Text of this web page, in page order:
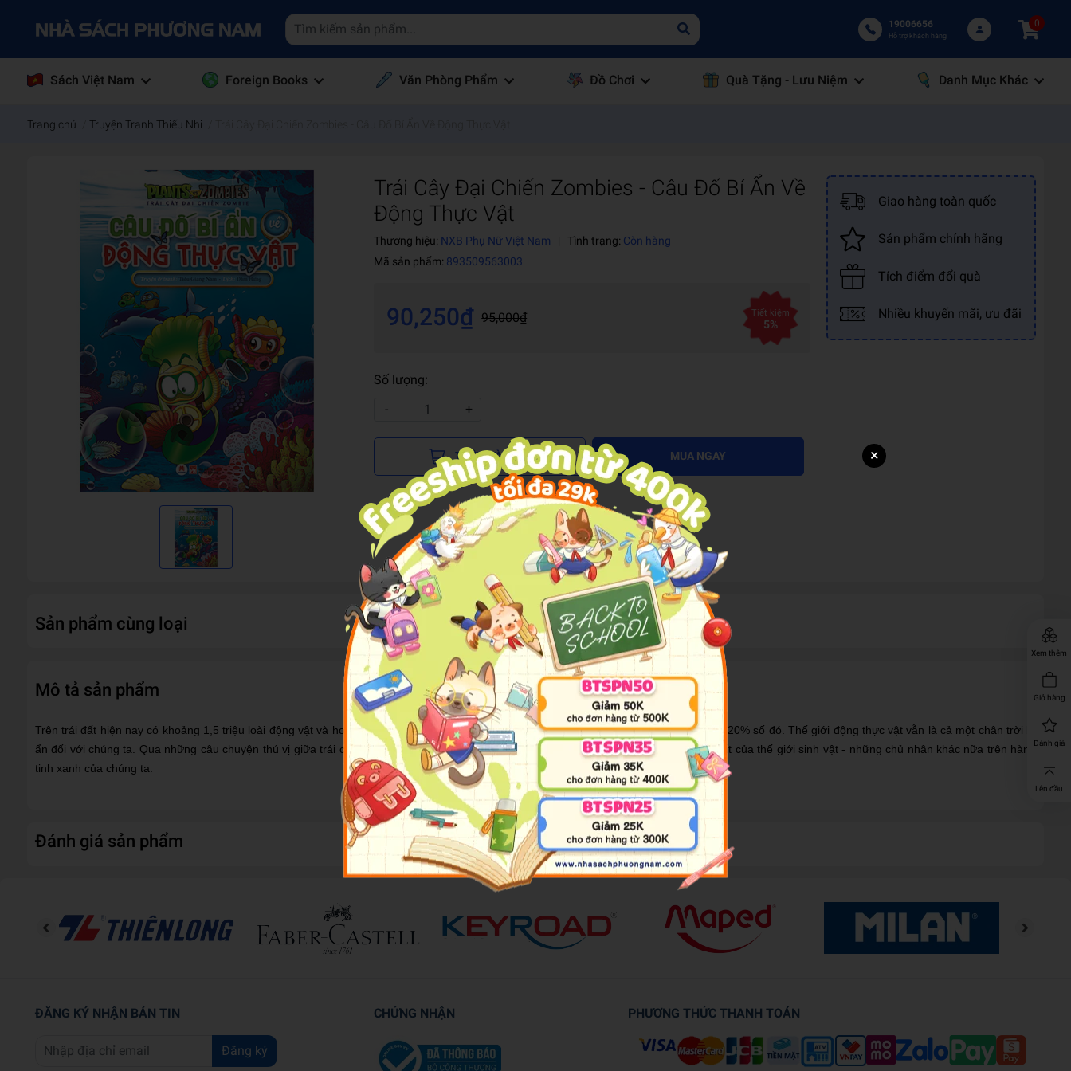
19006656
Hỗ trợ khách hàng
0
Sách Việt Nam Foreign Books Văn Phòng Phẩm Đồ Chơi Quà Tặng - Lưu Niệm Danh Mục Khác
Xem thêm
Giỏ hàng
Đánh giá
Lên đầu
Trang chủ Truyện Tranh Thiếu Nhi
Trái Cây Đại Chiến Zombies - Câu Đố Bí Ẩn Về
Động Thực Vật
Thương hiệu: NXB Phụ Nữ Việt Nam Tình trạng: Còn hàng
Mã sản phẩm: 893509563003
90,250₫ 95,000₫ Tiết kiệm
5%
Số lượng:
-
+
THÊM VÀO GIỎ MUA NGAY
Giao hàng toàn quốc
Sản phẩm chính hãng
Tích điểm đổi quà
Nhiều khuyến mãi, ưu đãi
Sản phẩm cùng loại
Mô tả sản phẩm
Trên trái đất hiện nay có khoảng 1,5 triệu loài động vật và hơn ba vạn loài thực vật, thế nhưng con người mới chỉ tìm hiểu được khoảng 20% số đó. Thế giới động thực vật vẫn là cả một chân trời bí
ẩn đối với chúng ta. Qua những câu chuyện thú vị giữa trái cây và zombie, cuốn sách sẽ giới thiệu với bạn đọc những bí ẩn diệu kỳ nhất của thế giới sinh vật - những chủ nhân khác nữa trên hành
tinh xanh của chúng ta.
Đánh giá sản phẩm
ĐĂNG KÝ NHẬN BẢN TIN
Đăng ký
CHỨNG NHẬN PHƯƠNG THỨC THANH TOÁN
×